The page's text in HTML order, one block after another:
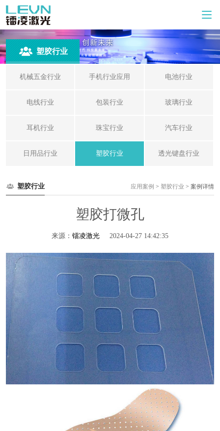
塑胶行业
机械五金行业 手机行业应用 电池行业
电线行业 包装行业 玻璃行业
耳机行业 珠宝行业 汽车行业
日用品行业 塑胶行业 透光键盘行业
塑胶行业 应用案例 > 塑胶行业 > 案例详情
塑胶打微孔
来源： 镭凌激光 2024-04-27 14:42:35